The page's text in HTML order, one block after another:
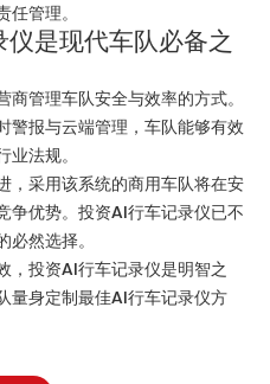
管理。
是现代车队必备之
管理车队安全与效率的方式。
警报与云端管理，车队能够有效
法规。
，采用该系统的商用车队将在安
争优势。投资AI行车记录仪已不
然选择。
，投资AI行车记录仪是明智之
量身定制最佳AI行车记录仪方